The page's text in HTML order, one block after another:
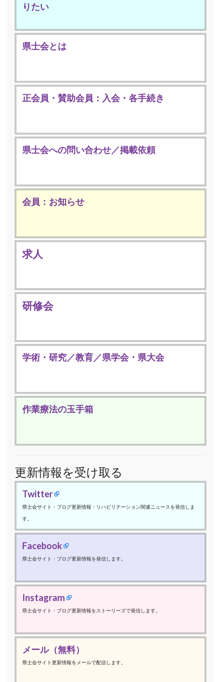
りたい
県士会とは
正会員・賛助会員：入会・各手続き
県士会への問い合わせ／掲載依頼
会員：お知らせ
求人
研修会
学術・研究／教育／県学会・県大会
作業療法の玉手箱
更新情報を受け取る
Twitter
県士会サイト・ブログ更新情報・リハビリテーション関連ニュースを発信しま
す。
Facebook
県士会サイト・ブログ更新情報を発信します。
Instagram
県士会サイト・ブログ更新情報をストーリーズで発信します。
メール（無料）
県士会サイト更新情報をメールで配信します。